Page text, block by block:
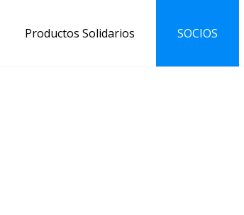
Productos Solidarios SOCIOS